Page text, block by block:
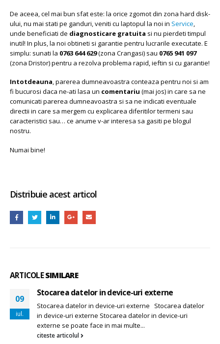
De aceea, cel mai bun sfat este: la orice zgomot din zona hard disk-
ului, nu mai stati pe ganduri, veniti cu laptopul la noi in Service,
unde beneficiati de diagnosticare gratuita si nu pierdeti timpul
inutil! In plus, la noi obtineti si garantie pentru lucrarile executate. E
simplu: sunati la 0763 644 629(zona Crangasi) sau 0765 941 097
(zona Dristor) pentru a rezolva problema rapid, ieftin si cu garantie!
Intotdeauna, parerea dumneavoastra conteaza pentru noi si am
fi bucurosi daca ne-ati lasa un comentariu (mai jos) in care sa ne
comunicati parerea dumneavoastra si sa ne indicati eventuale
directii in care sa mergem cu explicarea diferitilor termeni sau
caracteristici sau… ce anume v-ar interesa sa gasiti pe blogul
nostru.
Numai bine!
Distribuie acest articol
ARTICOLESIMILARE
09
iul.
Stocarea datelor in device-uri externe
Stocarea datelor in device-uri externe Stocarea datelor
in device-uri externe Stocarea datelor in device-uri
externe se poate face in mai multe...
citeste articolul